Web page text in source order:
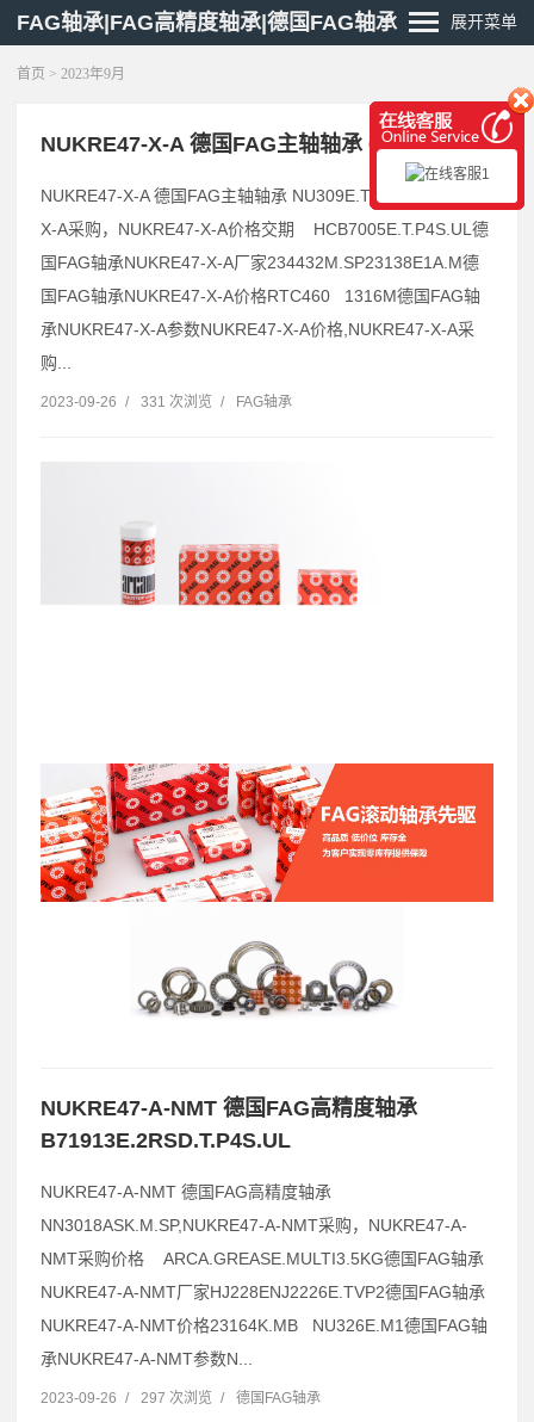
FAG轴承|FAG高精度轴承|德国FAG轴承 展开菜单
首页 > 2023年9月
NUKRE47-X-A 德国FAG主轴轴承 6311
NUKRE47-X-A 德国FAG主轴轴承 NU309E.TVP2,NUKRE47-
X-A采购，NUKRE47-X-A价格交期 HCB7005E.T.P4S.UL德
国FAG轴承NUKRE47-X-A厂家234432M.SP23138E1A.M德
国FAG轴承NUKRE47-X-A价格RTC460 1316M德国FAG轴
承NUKRE47-X-A参数NUKRE47-X-A价格,NUKRE47-X-A采
购...
2023-09-26 / 331 次浏览 / FAG轴承
NUKRE47-A-NMT 德国FAG高精度轴承
B71913E.2RSD.T.P4S.UL
NUKRE47-A-NMT 德国FAG高精度轴承
NN3018ASK.M.SP,NUKRE47-A-NMT采购，NUKRE47-A-
NMT采购价格 ARCA.GREASE.MULTI3.5KG德国FAG轴承
NUKRE47-A-NMT厂家HJ228ENJ2226E.TVP2德国FAG轴承
NUKRE47-A-NMT价格23164K.MB NU326E.M1德国FAG轴
承NUKRE47-A-NMT参数N...
2023-09-26 / 297 次浏览 / 德国FAG轴承